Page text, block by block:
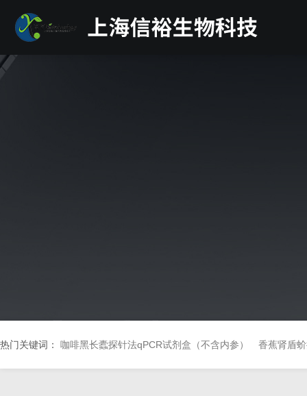
热门关键词： 咖啡黑长蠹探针法qPCR试剂盒（不含内参） 香蕉肾盾